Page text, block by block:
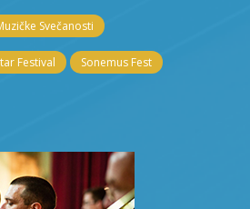
Svečanosti
Festival Sonemus Fest